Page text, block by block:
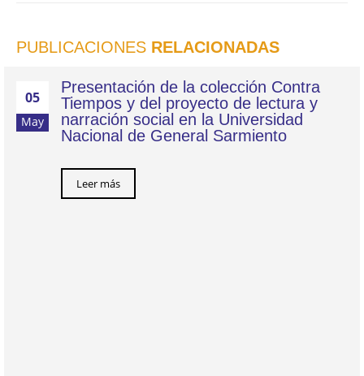
PUBLICACIONES RELACIONADAS
05
May
Presentación de la colección Contra
Tiempos y del proyecto de lectura y
narración social en la Universidad
Nacional de General Sarmiento
Leer más